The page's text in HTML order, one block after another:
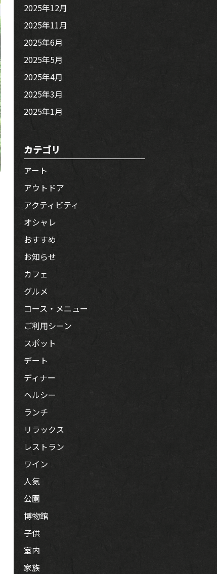
2025年12月
2025年11月
2025年6月
2025年5月
2025年4月
2025年3月
2025年1月
カテゴリ
アート
アウトドア
アクティビティ
オシャレ
おすすめ
お知らせ
カフェ
グルメ
コース・メニュー
ご利用シーン
スポット
デート
ディナー
ヘルシー
ランチ
リラックス
レストラン
ワイン
人気
公園
博物館
子供
室内
家族